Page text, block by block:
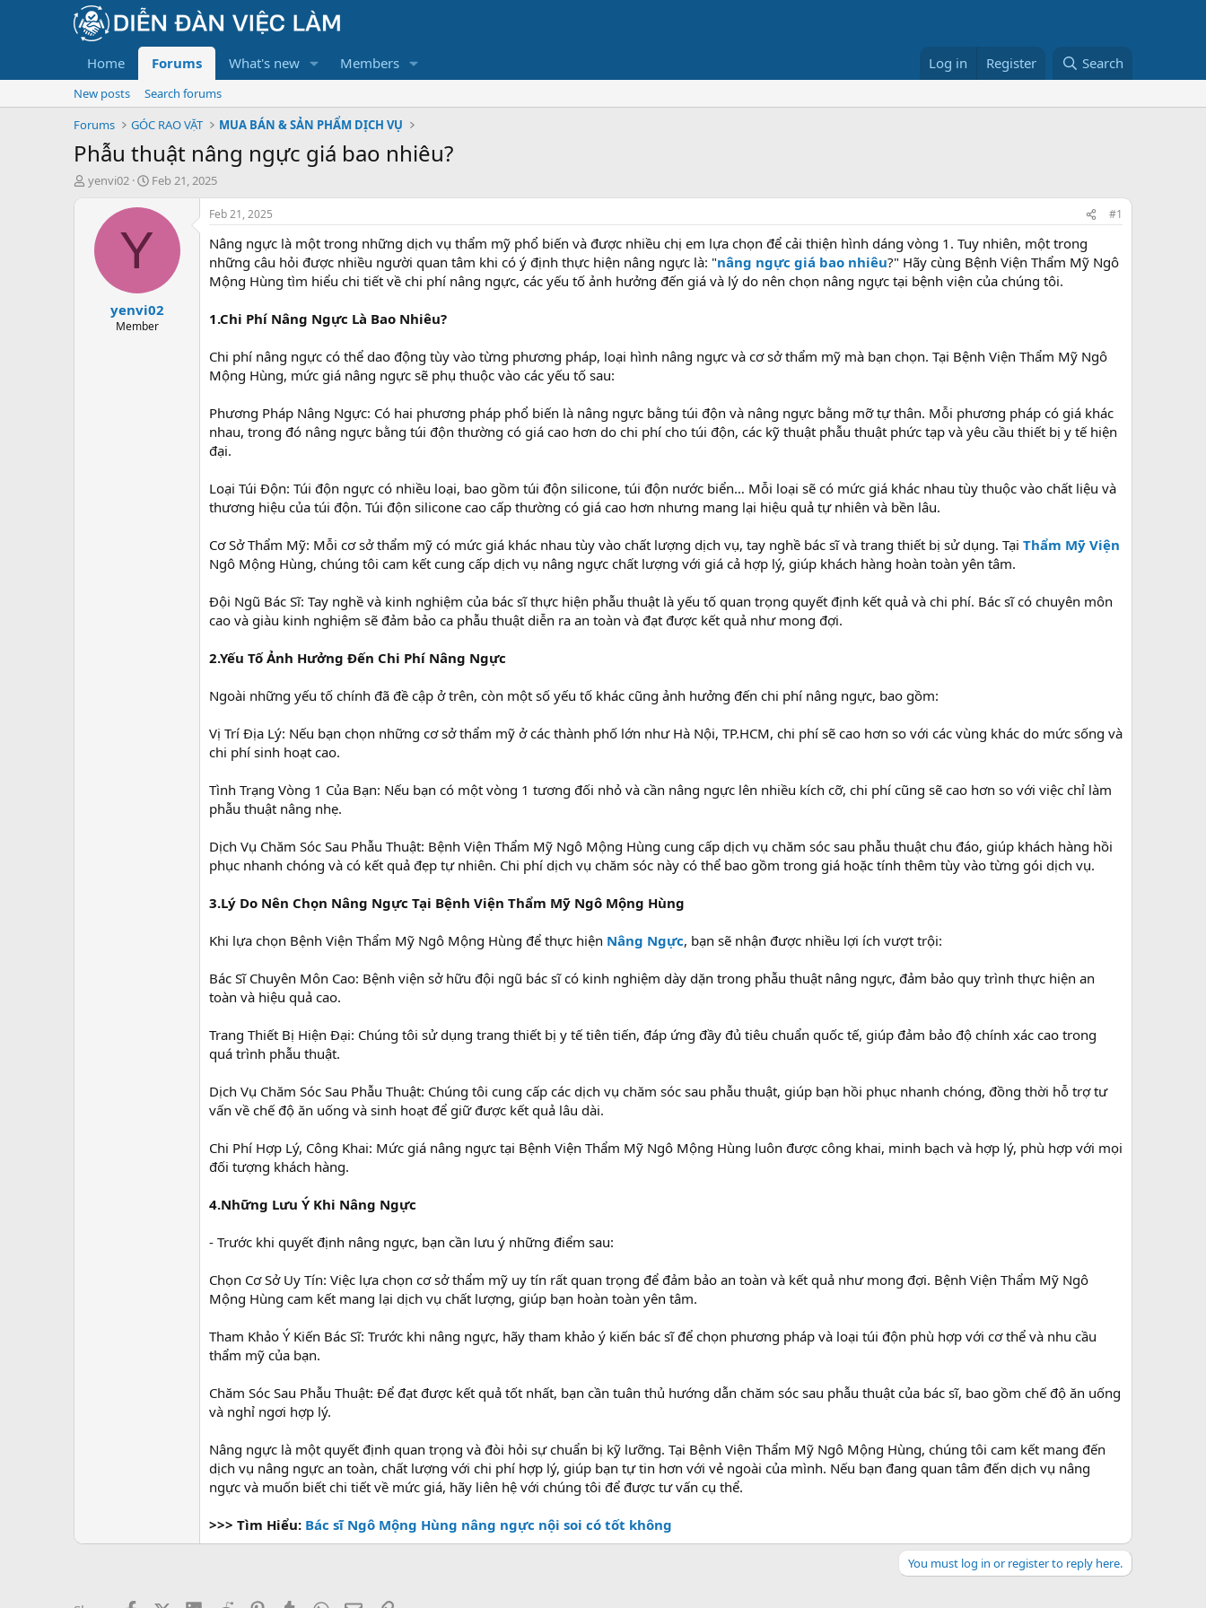
Home Forums What's new Members Log in Register Search
New posts
Search forums
Forums
GÓC RAO VẶT MUA BÁN & SẢN PHẨM DỊCH VỤ
Phẫu thuật nâng ngực giá bao nhiêu?
T
yenvi02
S
a
t
e
Feb 21, 2025
Y
yenvi02
Member
Feb 21, 2025 #1
Nâng ngực là một trong những dịch vụ thẩm mỹ phổ biến và được nhiều chị em lựa chọn để cải thiện hình dáng vòng 1. Tuy nhiên, một trong
những câu hỏi được nhiều người quan tâm khi có ý định thực hiện nâng ngực là: "nâng ngực giá bao nhiêu?" Hãy cùng Bệnh Viện Thẩm Mỹ Ngô
Mộng Hùng tìm hiểu chi tiết về chi phí nâng ngực, các yếu tố ảnh hưởng đến giá và lý do nên chọn nâng ngực tại bệnh viện của chúng tôi.
1.Chi Phí Nâng Ngực Là Bao Nhiêu?
Chi phí nâng ngực có thể dao động tùy vào từng phương pháp, loại hình nâng ngực và cơ sở thẩm mỹ mà bạn chọn. Tại Bệnh Viện Thẩm Mỹ Ngô
Mộng Hùng, mức giá nâng ngực sẽ phụ thuộc vào các yếu tố sau:
Phương Pháp Nâng Ngực: Có hai phương pháp phổ biến là nâng ngực bằng túi độn và nâng ngực bằng mỡ tự thân. Mỗi phương pháp có giá khác
nhau, trong đó nâng ngực bằng túi độn thường có giá cao hơn do chi phí cho túi độn, các kỹ thuật phẫu thuật phức tạp và yêu cầu thiết bị y tế hiện
đại.
Loại Túi Độn: Túi độn ngực có nhiều loại, bao gồm túi độn silicone, túi độn nước biển… Mỗi loại sẽ có mức giá khác nhau tùy thuộc vào chất liệu và
thương hiệu của túi độn. Túi độn silicone cao cấp thường có giá cao hơn nhưng mang lại hiệu quả tự nhiên và bền lâu.
Cơ Sở Thẩm Mỹ: Mỗi cơ sở thẩm mỹ có mức giá khác nhau tùy vào chất lượng dịch vụ, tay nghề bác sĩ và trang thiết bị sử dụng. Tại Thẩm Mỹ Viện
Ngô Mộng Hùng, chúng tôi cam kết cung cấp dịch vụ nâng ngực chất lượng với giá cả hợp lý, giúp khách hàng hoàn toàn yên tâm.
Đội Ngũ Bác Sĩ: Tay nghề và kinh nghiệm của bác sĩ thực hiện phẫu thuật là yếu tố quan trọng quyết định kết quả và chi phí. Bác sĩ có chuyên môn
cao và giàu kinh nghiệm sẽ đảm bảo ca phẫu thuật diễn ra an toàn và đạt được kết quả như mong đợi.
2.Yếu Tố Ảnh Hưởng Đến Chi Phí Nâng Ngực
Ngoài những yếu tố chính đã đề cập ở trên, còn một số yếu tố khác cũng ảnh hưởng đến chi phí nâng ngực, bao gồm:
Vị Trí Địa Lý: Nếu bạn chọn những cơ sở thẩm mỹ ở các thành phố lớn như Hà Nội, TP.HCM, chi phí sẽ cao hơn so với các vùng khác do mức sống và
chi phí sinh hoạt cao.
Tình Trạng Vòng 1 Của Bạn: Nếu bạn có một vòng 1 tương đối nhỏ và cần nâng ngực lên nhiều kích cỡ, chi phí cũng sẽ cao hơn so với việc chỉ làm
phẫu thuật nâng nhẹ.
Dịch Vụ Chăm Sóc Sau Phẫu Thuật: Bệnh Viện Thẩm Mỹ Ngô Mộng Hùng cung cấp dịch vụ chăm sóc sau phẫu thuật chu đáo, giúp khách hàng hồi
phục nhanh chóng và có kết quả đẹp tự nhiên. Chi phí dịch vụ chăm sóc này có thể bao gồm trong giá hoặc tính thêm tùy vào từng gói dịch vụ.
3.Lý Do Nên Chọn Nâng Ngực Tại Bệnh Viện Thẩm Mỹ Ngô Mộng Hùng
Khi lựa chọn Bệnh Viện Thẩm Mỹ Ngô Mộng Hùng để thực hiện Nâng Ngực, bạn sẽ nhận được nhiều lợi ích vượt trội:
Bác Sĩ Chuyên Môn Cao: Bệnh viện sở hữu đội ngũ bác sĩ có kinh nghiệm dày dặn trong phẫu thuật nâng ngực, đảm bảo quy trình thực hiện an
toàn và hiệu quả cao.
Trang Thiết Bị Hiện Đại: Chúng tôi sử dụng trang thiết bị y tế tiên tiến, đáp ứng đầy đủ tiêu chuẩn quốc tế, giúp đảm bảo độ chính xác cao trong
quá trình phẫu thuật.
Dịch Vụ Chăm Sóc Sau Phẫu Thuật: Chúng tôi cung cấp các dịch vụ chăm sóc sau phẫu thuật, giúp bạn hồi phục nhanh chóng, đồng thời hỗ trợ tư
vấn về chế độ ăn uống và sinh hoạt để giữ được kết quả lâu dài.
Chi Phí Hợp Lý, Công Khai: Mức giá nâng ngực tại Bệnh Viện Thẩm Mỹ Ngô Mộng Hùng luôn được công khai, minh bạch và hợp lý, phù hợp với mọi
đối tượng khách hàng.
4.Những Lưu Ý Khi Nâng Ngực
- Trước khi quyết định nâng ngực, bạn cần lưu ý những điểm sau:
Chọn Cơ Sở Uy Tín: Việc lựa chọn cơ sở thẩm mỹ uy tín rất quan trọng để đảm bảo an toàn và kết quả như mong đợi. Bệnh Viện Thẩm Mỹ Ngô
Mộng Hùng cam kết mang lại dịch vụ chất lượng, giúp bạn hoàn toàn yên tâm.
Tham Khảo Ý Kiến Bác Sĩ: Trước khi nâng ngực, hãy tham khảo ý kiến bác sĩ để chọn phương pháp và loại túi độn phù hợp với cơ thể và nhu cầu
thẩm mỹ của bạn.
Chăm Sóc Sau Phẫu Thuật: Để đạt được kết quả tốt nhất, bạn cần tuân thủ hướng dẫn chăm sóc sau phẫu thuật của bác sĩ, bao gồm chế độ ăn uống
và nghỉ ngơi hợp lý.
Nâng ngực là một quyết định quan trọng và đòi hỏi sự chuẩn bị kỹ lưỡng. Tại Bệnh Viện Thẩm Mỹ Ngô Mộng Hùng, chúng tôi cam kết mang đến
dịch vụ nâng ngực an toàn, chất lượng với chi phí hợp lý, giúp bạn tự tin hơn với vẻ ngoài của mình. Nếu bạn đang quan tâm đến dịch vụ nâng
ngực và muốn biết chi tiết về mức giá, hãy liên hệ với chúng tôi để được tư vấn cụ thể.
>>> Tìm Hiểu: Bác sĩ Ngô Mộng Hùng nâng ngực nội soi có tốt không
You must log in or register to reply here.